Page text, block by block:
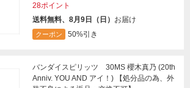
28ポイント
送料無料、8月9日（日） お届け
クーポン 50%引き
バンダイスピリッツ 30MS 櫻木真乃 (20th
Anniv. YOU AND アイ！) 【処分品の為、外